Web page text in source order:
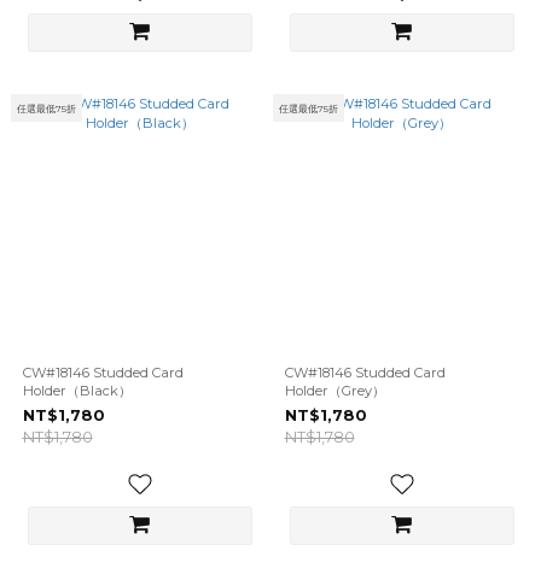
任選最低75折
CW#18146 Studded Card
Holder（Black）
NT$1,780
NT$1,780
任選最低75折
CW#18146 Studded Card
Holder（Grey）
NT$1,780
NT$1,780